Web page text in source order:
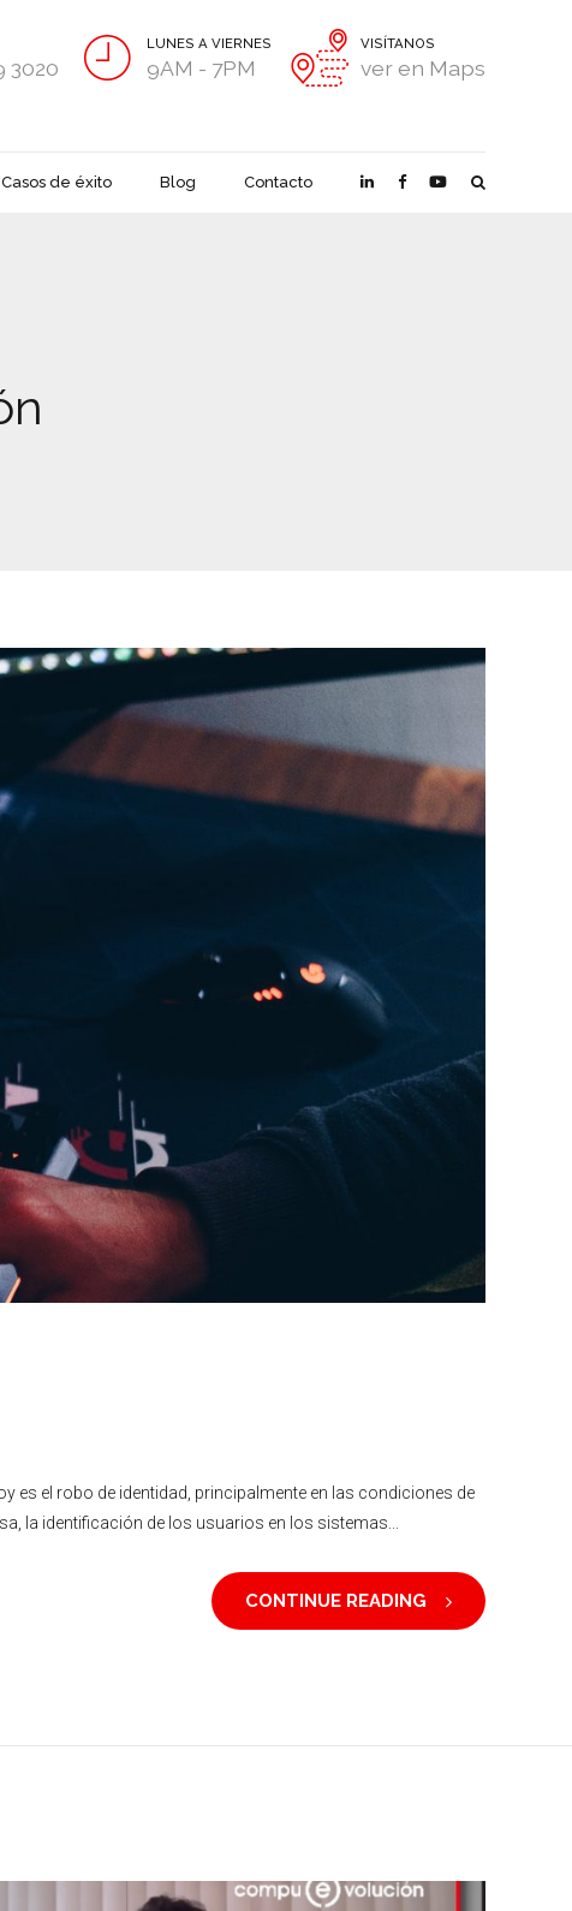
VISÍTANOS
ver en Maps
LUNES A VIERNES
9AM - 7PM
3020
Casos de éxito Blog Contacto
es el robo de identidad, principalmente en las condiciones de
la identificación de los usuarios en los sistemas...
CONTINUE READING